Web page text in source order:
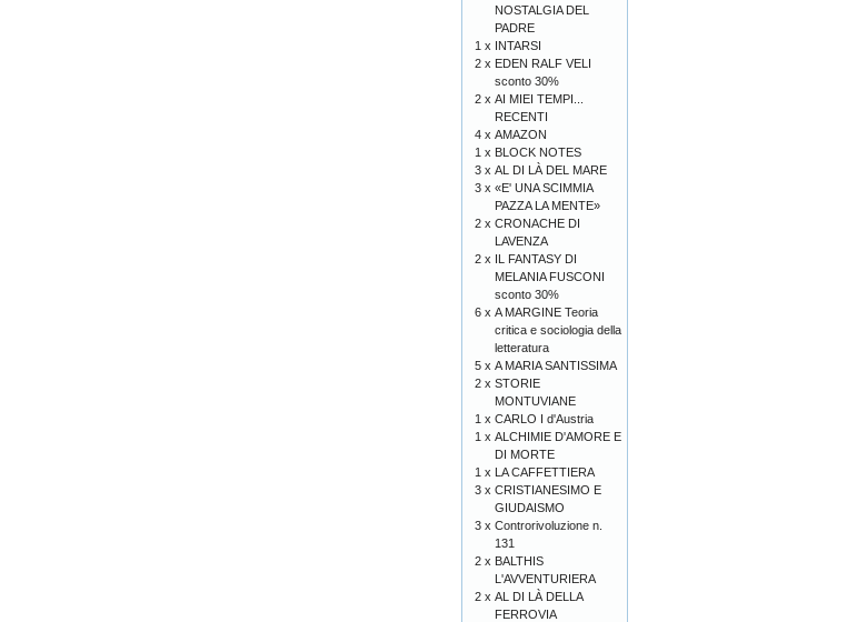
NOSTALGIA DEL
PADRE
1 x INTARSI
2 x EDEN RALF VELI
sconto 30%
2 x AI MIEI TEMPI...
RECENTI
4 x AMAZON
1 x BLOCK NOTES
3 x AL DI LÀ DEL MARE
3 x «E' UNA SCIMMIA
PAZZA LA MENTE»
2 x CRONACHE DI
LAVENZA
2 x IL FANTASY DI
MELANIA FUSCONI
sconto 30%
6 x A MARGINE Teoria
critica e sociologia della
letteratura
5 x A MARIA SANTISSIMA
2 x STORIE
MONTUVIANE
1 x CARLO I d'Austria
1 x ALCHIMIE D'AMORE E
DI MORTE
1 x LA CAFFETTIERA
3 x CRISTIANESIMO E
GIUDAISMO
3 x Controrivoluzione n.
131
2 x BALTHIS
L'AVVENTURIERA
2 x AL DI LÀ DELLA
FERROVIA